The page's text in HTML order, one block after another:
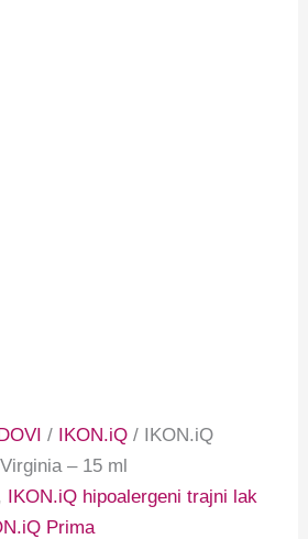
/ IKON.iQ / IKON.iQ
– 15 ml
IKON.iQ hipoalergeni trajni lak
Prima